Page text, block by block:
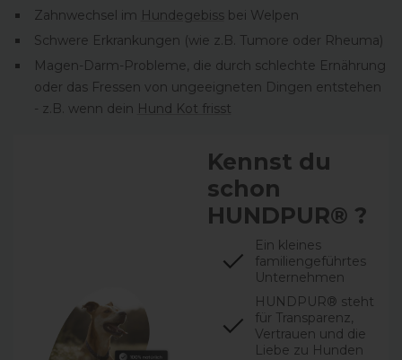
Zahnwechsel im Hundegebissbei Welpen
Schwere Erkrankungen (wie z.B. Tumore oder Rheuma)
Magen-Darm-Probleme, die durch schlechte Ernährung
oder das Fressen von ungeeigneten Dingen entstehen
- z.B. wenn dein Hund Kot frisst
Kennst du
schon
HUNDPUR® ?
Ein kleines
familiengeführtes
Unternehmen
HUNDPUR® steht
für Transparenz,
Vertrauen und die
Liebe zu Hunden